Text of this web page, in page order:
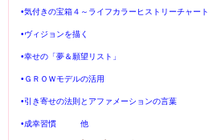
•気付きの宝箱４～ライフカラーヒストリーチャート
•ヴィジョンを描く
•幸せの「夢＆願望リスト」
•ＧＲＯＷモデルの活用
•引き寄せの法則とアファメーションの言葉
•成幸習慣 他